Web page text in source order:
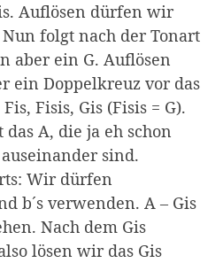
Auflösen dürfen wir
folgt nach der Tonart
aber ein G. Auflösen
ein Doppelkreuz vor das
Fisis, Gis (Fisis = G).
A, die ja eh schon
sind.
Wir dürfen
b´s verwenden. A – Gis
Nach dem Gis
lösen wir das Gis